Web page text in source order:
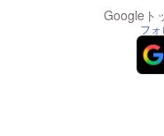
Googleト
フ